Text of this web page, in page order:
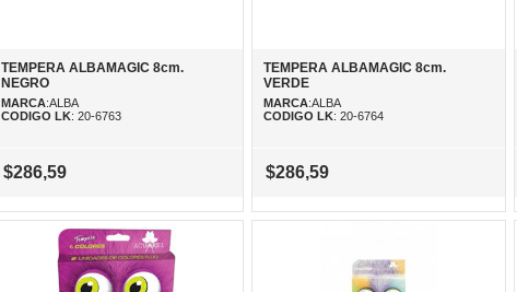
TEMPERA ALBAMAGIC 8cm.
NEGRO
MARCA:ALBA
CODIGO LK: 20-6763
$286,59
TEMPERA ALBAMAGIC 8cm.
VERDE
MARCA:ALBA
CODIGO LK: 20-6764
$286,59